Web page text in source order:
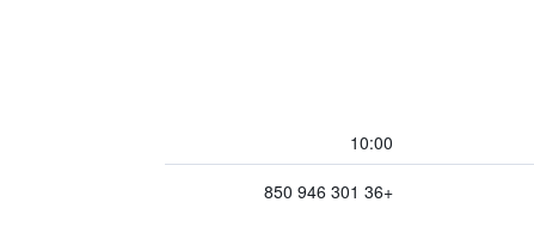
10:00
+36 301 946 850